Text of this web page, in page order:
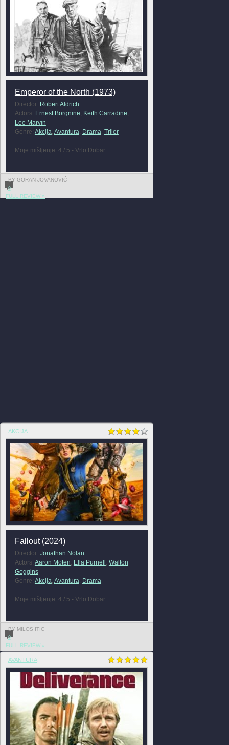
Emperor of the North (1973)
Director: Robert Aldrich
Actors: Ernest Borgnine Keith Carradine
Lee Marvin
Genre: Akcija Avantura Drama Triler
Moje mišljenje: 4 / 5 - Vrlo Dobar
BY GORAN JOVANOVIĆ
0
FULL REVIEW »
AKCIJA
Fallout (2024)
Director: Jonathan Nolan
Actors: Aaron Moten Ella Purnell Walton
Goggins
Genre: Akcija Avantura Drama
Moje mišljenje: 4 / 5 - Vrlo Dobar
BY MILOS ITIC
0
FULL REVIEW »
AVANTURA